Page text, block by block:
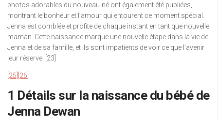
photos adorables du nouveau-né ont également été publiées,
montrant le bonheur et l’amour qui entourent ce moment spécial.
Jenna est comblée et profite de chaque instant en tant que nouvelle
maman. Cette naissance marque une nouvelle étape dans la vie de
Jenna et de sa famille, et ils sont impatients de voir ce que l’avenir
leur réserve. [23]
[25] [26]
1 Détails sur la naissance du bébé de
Jenna Dewan